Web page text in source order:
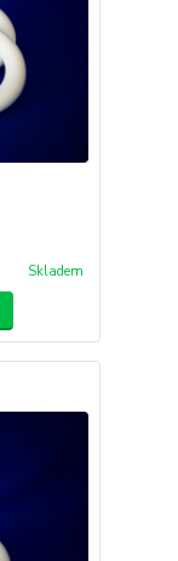
Skladem